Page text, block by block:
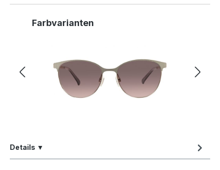
Produktgalerie überspringen
Farbvarianten
Details ▼